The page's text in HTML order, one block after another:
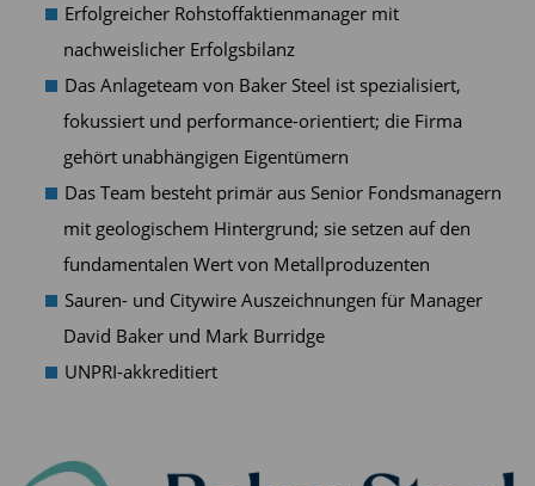
Erfolgreicher Rohstoffaktienmanager mit
nachweislicher Erfolgsbilanz
Das Anlageteam von Baker Steel ist spezialisiert,
fokussiert und performance-orientiert; die Firma
gehört unabhängigen Eigentümern
Das Team besteht primär aus Senior Fondsmanagern
mit geologischem Hintergrund; sie setzen auf den
fundamentalen Wert von Metallproduzenten
Sauren- und Citywire Auszeichnungen für Manager
David Baker und Mark Burridge
UNPRI-akkreditiert